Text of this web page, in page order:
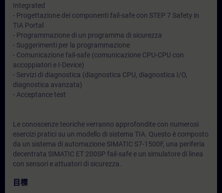
Integrated
- Progettazione dei componenti fail-safe con STEP 7 Safety in
TIA Portal
- Programmazione di un programma di sicurezza
- Suggerimenti per la programmazione
- Comunicazione fail-safe (comunicazione CPU-CPU con
accoppiatori e I-Device)
- Servizi di diagnostica (diagnostica CPU, diagnostica I/O,
diagnostica avanzata)
- Acceptance test
Le conoscenze teoriche verranno approfondite con numerosi
esercizi pratici su un modello di sistema TIA. Questo è composto
da un sistema di automazione SIMATIC S7-1500F, una periferia
decentrata SIMATIC ET 200SP fail-safe e un simulatore di linea
con sensori e attuatori di sicurezza.
目標